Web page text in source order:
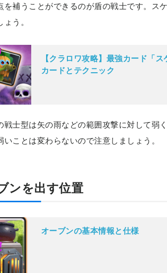
を補うことができるのが盾の戦士です。ス
う。
【クラロワ攻略】最強カード「
カードとテクニック
戦士型は矢の雨などの範囲攻撃に対して弱
いことは変わらないので注意しましょう。
ンを出す位置
オーブンの基本情報と仕様